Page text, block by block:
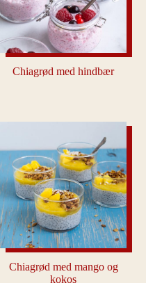
Chiagrød med hindbær
Chiagrød med mango og
kokos